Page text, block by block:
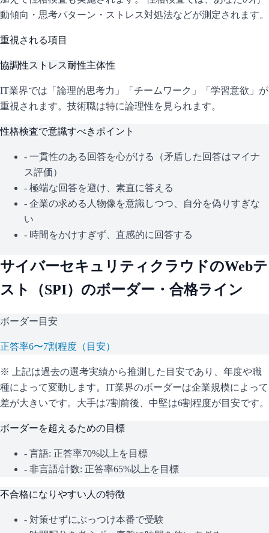
動傾向・思考パターン・ストレス対処法などが測定されます。
重視される項目
協調性ストレス耐性主体性
IT業界では「論理的思考力」「チームワーク」「学習意欲」が
重視されます。技術職は特に論理性を見られます。
性格検査で意識すべきポイント
- 一貫性のある回答を心がける（矛盾した回答はマイナ
ス評価）
- 極端な回答を避け、素直に答える
- 企業の求める人物像を意識しつつ、自分を偽りすぎな
い
- 時間をかけすぎず、直感的に回答する
サイバーセキュリティクラウドのWebテ
スト（SPI）のボーダー・合格ライン
ボーダー目安
正答率6〜7割程度（目安）
※ 上記は過去の選考実績から推測した目安であり、年度や職
種によって変動します。 IT業界のボーダーは企業規模によって
差が大きいです。大手は7割前後、中堅は6割程度が目安です。
ボーダーを超えるための目標
- 言語: 正答率70%以上を目標
- 非言語/計数: 正答率65%以上を目標
不合格になりやすい人の特徴
- 対策せずにぶっつけ本番で受験